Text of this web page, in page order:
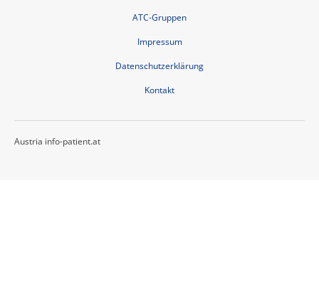
ATC-Gruppen
Impressum
Datenschutzerklärung
Kontakt
Austria info-patient.at